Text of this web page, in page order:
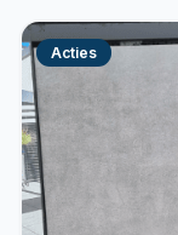
Acties